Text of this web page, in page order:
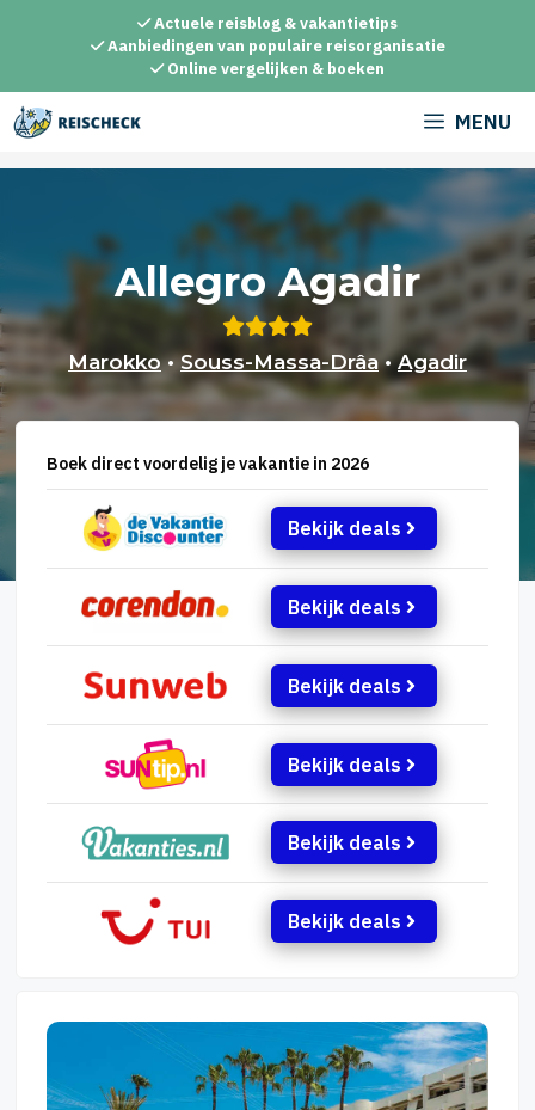
inhoud
Actuele reisblog & vakantietips
Aanbiedingen van populaire reisorganisatie
Online vergelijken & boeken
MENU
Allegro Agadir
Marokko •Souss-Massa-Drâa• Agadir
Boek direct voordelig je vakantie in 2026
Bekijk deals
Bekijk deals
Bekijk deals
Bekijk deals
Bekijk deals
Bekijk deals